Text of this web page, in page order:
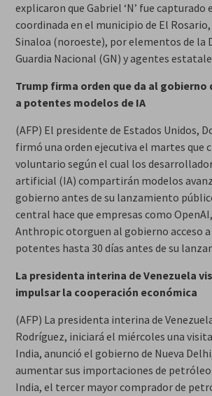
explicaron que Gabriel ‘N’ fue capturado
coordinada en el municipio de El
Sinaloa (noroeste), por elementos de la
Guardia Nacional (GN) y agentes
Trump firma orden que da al gobierno
a potentes modelos de IA
(AFP) El presidente de Estados Unidos,
firmó una orden ejecutiva el martes que
voluntario según el cual los
artificial (IA) compartirán modelos
gobierno antes de su lanzamiento
central hace que empresas como
Anthropic otorguen al gobierno acceso a
potentes hasta 30 días antes de su
La presidenta interina de Venezuela
impulsar la cooperación económica
(AFP) La presidenta interina de
Rodríguez, iniciará el miércoles una
India, anunció el gobierno de Nueva
aumentar sus importaciones de
India, el tercer mayor comprador de